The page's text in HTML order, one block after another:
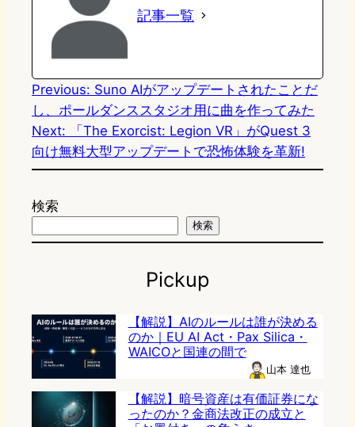
d
n
k
k
記事一覧
Previous: Suno AIがアップデートされたことだ
し、ポールダンススタジオ用に曲を作ってみた
Next:
「The Exorcist: Legion VR」がQuest 3
向け無料大型アップデートで恐怖体験を革新!
検索
検索
Pickup
【解説】AIのルールは誰が決める
のか｜EU AI Act・Pax Silica・
WAICOと国連の間で
山本 達也
【解説】暗号資産は有価証券にな
ったのか？金商法改正の成立と